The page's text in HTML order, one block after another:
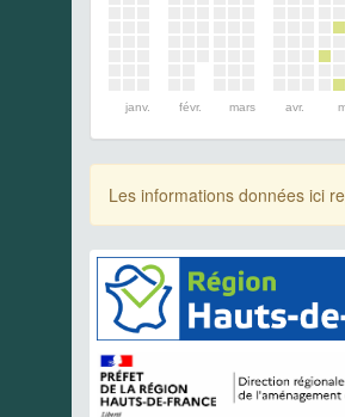
janv. févr. mars avr.
Les informations données ici